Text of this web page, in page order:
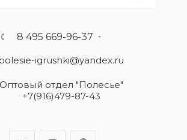
8 495 669-96-37
igrushki@yandex.ru
Оптовый отдел "Полесье"
+7(916)479-87-43